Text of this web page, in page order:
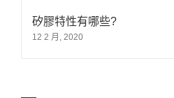
矽膠特性有哪些?
12 2 月, 2020